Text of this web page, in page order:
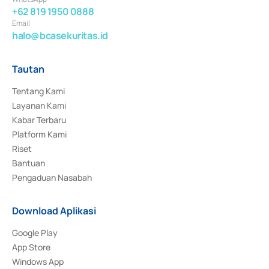
+62 819 1950 0888
Email
halo@bcasekuritas.id
Tautan
Tentang Kami
Layanan Kami
Kabar Terbaru
Platform Kami
Riset
Bantuan
Pengaduan Nasabah
Download Aplikasi
Google Play
App Store
Windows App